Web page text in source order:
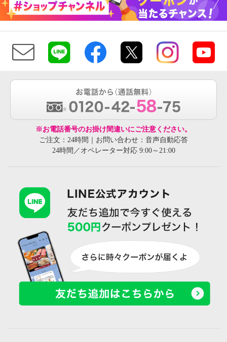
※お電話番号のお掛け間違いにご注意ください。
ご注文：24時間｜お問い合わせ：音声自動応答
24時間／オペレーター対応 9:00～21:00